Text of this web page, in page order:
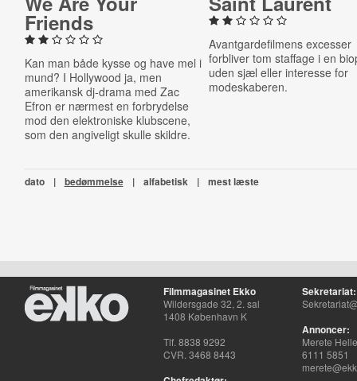
Friends
Kan man både kysse og have mel i
mund? I Hollywood ja, men
amerikansk dj-drama med Zac
Efron er nærmest en forbrydelse
mod den elektroniske klubscene,
som den angiveligt skulle skildre.
Avantgardefilmens excesser
forbliver tom staffage i en
uden sjæl eller interesse for
modeskaberen.
dato | bedømmelse | alfabetisk | mest læste
Filmmagasinet Ekko
Wildersgade 32, 2. sal
1408 København K
Tlf. 8838 9292
CVR. 3468 8443
Sekretariat:
Annoncer:
Merete
6111 5851